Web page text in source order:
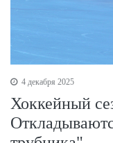
4 декабря 2025
Хоккейный